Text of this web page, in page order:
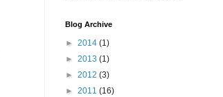
Blog Archive
► 2014 (1)
► 2013 (1)
► 2012 (3)
► 2011 (16)